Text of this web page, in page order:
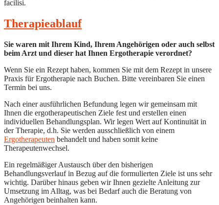
facilisi.
Therapieablauf
Sie waren mit Ihrem Kind, Ihrem Angehörigen oder auch selbst
beim Arzt und dieser hat Ihnen Ergotherapie verordnet?
Wenn Sie ein Rezept haben, kommen Sie mit dem Rezept in unsere
Praxis für Ergotherapie nach Buchen. Bitte vereinbaren Sie einen
Termin bei uns.
Nach einer ausführlichen Befundung legen wir gemeinsam mit
Ihnen die ergotherapeutischen Ziele fest und erstellen einen
individuellen Behandlungsplan. Wir legen Wert auf Kontinuität in
der Therapie, d.h. Sie werden ausschließlich von einem
Ergotherapeuten behandelt und haben somit keine
Therapeutenwechsel.
Ein regelmäßiger Austausch über den bisherigen
Behandlungsverlauf in Bezug auf die formulierten Ziele ist uns sehr
wichtig. Darüber hinaus geben wir Ihnen gezielte Anleitung zur
Umsetzung im Alltag, was bei Bedarf auch die Beratung von
Angehörigen beinhalten kann.